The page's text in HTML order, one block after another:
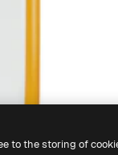
to the storing of